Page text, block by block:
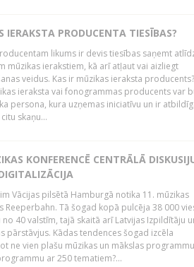
IERAKSTA PRODUCENTA TIESĪBAS?
likums ir devis tiesības saņemt
mūzikas ierakstiem, kā arī atļaut vai aizliegt
veidus. Kas ir mūzikas ieraksta producents?
ieraksta vai fonogrammas producents var
persona, kura uzņemas iniciatīvu un ir
skaņu...
KONFERENCĒ CENTRĀLĀ
Vācijas pilsētā Hamburgā notika 11. mūzikas
Reeperbahn. Tā šogad kopā pulcēja 38 000
40 valstīm, tajā skaitā arī Latvijas Izpildītāju
pārstāvjus. Kādas tendences šogad izcēla
ne vien plašu mūzikas un mākslas
ar 250 tematiem?...